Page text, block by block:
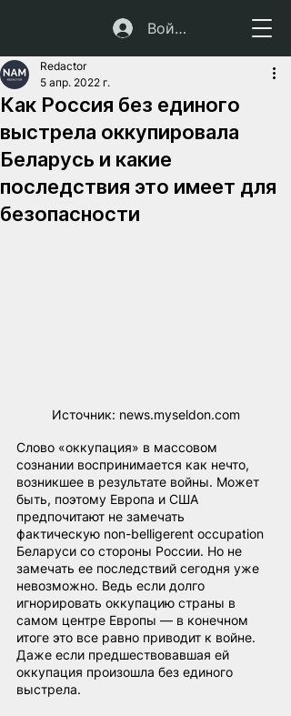
Войти
Как Россия без единого
выстрела оккупировала
Беларусь и какие
последствия это имеет для
безопасности
Redactor
5 апр. 2022 г.
Источник: news.myseldon.com
Слово «оккупация» в массовом
сознании воспринимается как нечто,
возникшее в результате войны. Может
быть, поэтому Европа и США
предпочитают не замечать
фактическую non-belligerent occupation
Беларуси со стороны России. Но не
замечать ее последствий сегодня уже
невозможно. Ведь если долго
игнорировать оккупацию страны в
самом центре Европы — в конечном
итоге это все равно приводит к войне.
Даже если предшествовавшая ей
оккупация произошла без единого
выстрела.